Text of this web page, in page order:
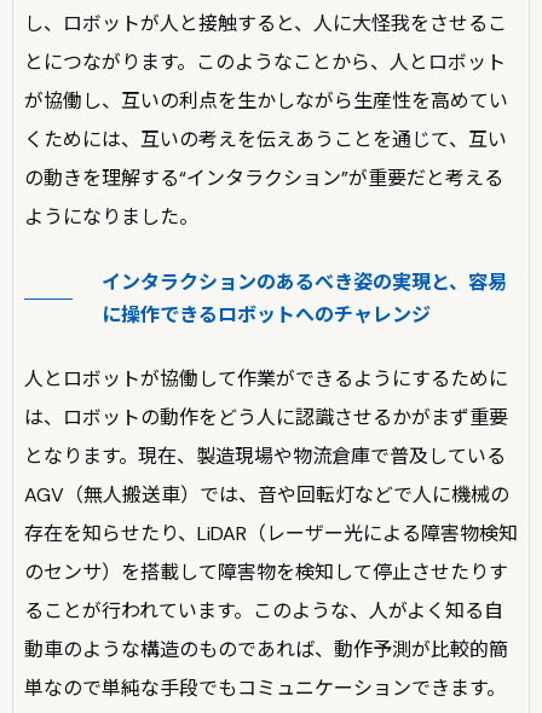
し、ロボットが人と接触すると、人に大怪我をさせるこ
とにつながります。このようなことから、人とロボット
が協働し、互いの利点を生かしながら生産性を高めてい
くためには、互いの考えを伝えあうことを通じて、互い
の動きを理解する“インタラクション”が重要だと考える
ようになりました。
インタラクションのあるべき姿の実現と、容易
に操作できるロボットへのチャレンジ
人とロボットが協働して作業ができるようにするために
は、ロボットの動作をどう人に認識させるかがまず重要
となります。現在、製造現場や物流倉庫で普及している
AGV（無人搬送車）では、音や回転灯などで人に機械の
存在を知らせたり、LiDAR（レーザー光による障害物検知
のセンサ）を搭載して障害物を検知して停止させたりす
ることが行われています。このような、人がよく知る自
動車のような構造のものであれば、動作予測が比較的簡
単なので単純な手段でもコミュニケーションできます。